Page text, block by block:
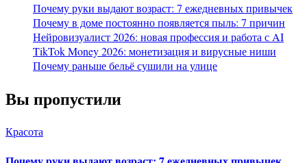
Почему руки выдают возраст: 7 ежедневных привычек
Почему в доме постоянно появляется пыль: 7 причин
Нейровизуалист 2026: новая профессия и работа с AI
TikTok Money 2026: монетизация и вирусные ниши
Почему раньше бельё сушили на улице
Вы пропустили
Красота